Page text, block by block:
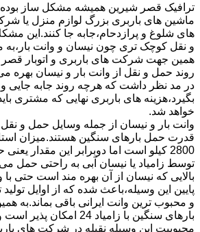
ترافیک قصر شیرین همیشه مشکل ساز بوده
ماشین های باربری بزرگ لوازم منزل یا
های شلوغ و پرازدحام،جابه جا کنند.این
و نقل کوچک تری چون نیسان و وانت
همین جهت شرکت های باربری و اتوبار
روند حمل و نقل از وانت بار و نیسان بهره می
در مد نظر داشت که هرچه روند جابه جایی و
بگیرد،هزینه های باربری نهایی که مشتری
خواهد شد.
وانت بار و نیسان از جمله وسایل حمل و نقل
قدرت حمل بارهای سنگین هستند.میزان
توسط زامیاد یا نیسان آبی به راحتی حمل
بالایی که نیسان از آن بهره مند است حتی با
پایین این وسیله،باعث شده که از اوایل
و محبوب ترین وانت ایرانی باقی بماند.به
بارهای سنگین با زامیاد 24
محبوبیت این وسیله نقیله در شرکت های